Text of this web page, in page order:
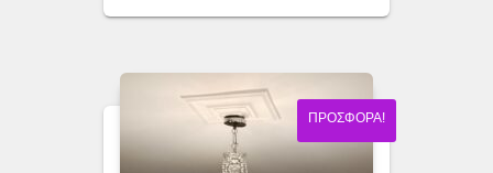
was:
τιμή
590.00€.
ΠΡΟΣΦΟΡΆ!